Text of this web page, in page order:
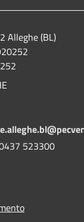
Alleghe (BL)
523300